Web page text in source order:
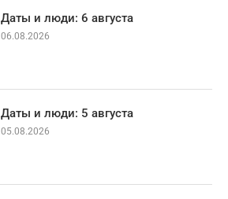
Даты и люди: 6 августа
06.08.2026
Даты и люди: 5 августа
05.08.2026